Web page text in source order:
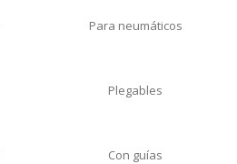
Para neumáticos
Plegables
Con guías